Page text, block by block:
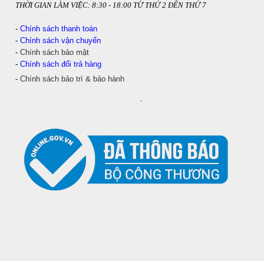
THỜI GIAN LÀM VIỆC: 8:30 - 18:00 TỪ THỨ 2 ĐẾN THỨ 7
- Chính sách thanh toán
- Chính sách vận chuyển
- Chính sách bảo mật
- Chính sách đổi trả hàng
- Chính sách bảo trì & bảo hành